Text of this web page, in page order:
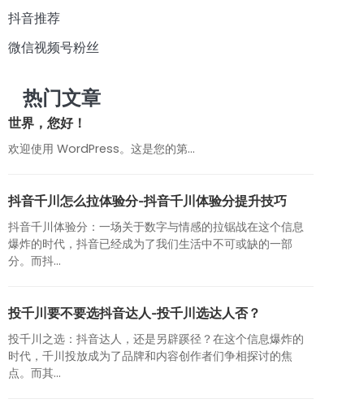
抖音推荐
微信视频号粉丝
热门文章
世界，您好！
欢迎使用 WordPress。这是您的第…
抖音千川怎么拉体验分-抖音千川体验分提升技巧
抖音千川体验分：一场关于数字与情感的拉锯战在这个信息
爆炸的时代，抖音已经成为了我们生活中不可或缺的一部
分。而抖...
投千川要不要选抖音达人-投千川选达人否？
投千川之选：抖音达人，还是另辟蹊径？在这个信息爆炸的
时代，千川投放成为了品牌和内容创作者们争相探讨的焦
点。而其...